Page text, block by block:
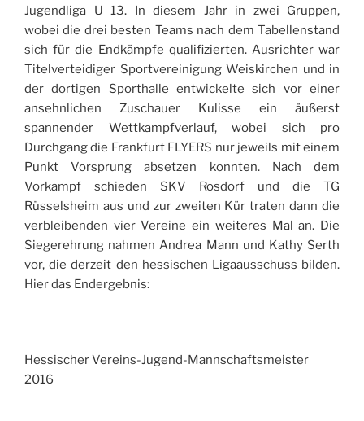
Jugendliga U 13. In diesem Jahr in zwei Gruppen,
wobei die drei besten Teams nach dem Tabellenstand
sich für die Endkämpfe qualifizierten. Ausrichter war
Titelverteidiger Sportvereinigung Weiskirchen und in
der dortigen Sporthalle entwickelte sich vor einer
ansehnlichen Zuschauer Kulisse ein äußerst
spannender Wettkampfverlauf, wobei sich pro
Durchgang die Frankfurt FLYERS nur jeweils mit einem
Punkt Vorsprung absetzen konnten. Nach dem
Vorkampf schieden SKV Rosdorf und die TG
Rüsselsheim aus und zur zweiten Kür traten dann die
verbleibenden vier Vereine ein weiteres Mal an. Die
Siegerehrung nahmen Andrea Mann und Kathy Serth
vor, die derzeit den hessischen Ligaausschuss bilden.
Hier das Endergebnis:
Hessischer Vereins-Jugend-Mannschaftsmeister
2016